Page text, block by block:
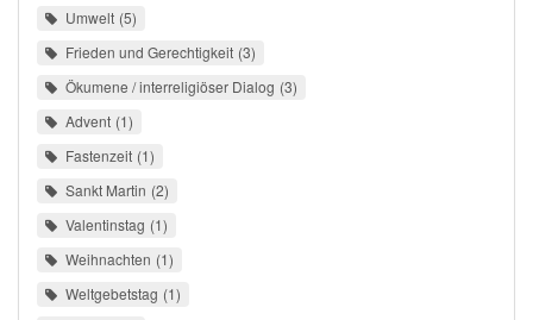
Umwelt 5
Frieden und Gerechtigkeit 3
Ökumene / interreligiöser Dialog 3
Advent 1
Fastenzeit 1
Sankt Martin 2
Valentinstag 1
Weihnachten 1
Weltgebetstag 1